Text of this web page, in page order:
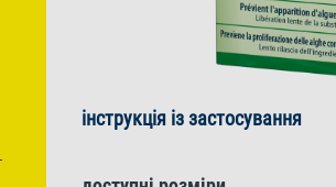
інструкція із застосування